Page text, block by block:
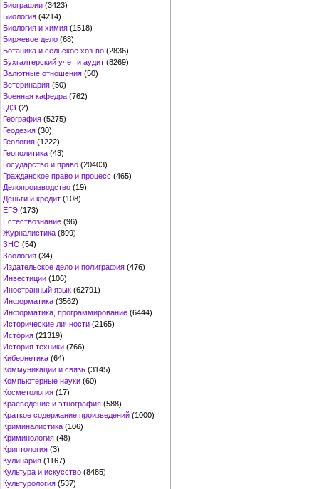
Биографии (3423)
Биология (4214)
Биология и химия (1518)
Биржевое дело (68)
Ботаника и сельское хоз-во (2836)
Бухгалтерский учет и аудит (8269)
Валютные отношения (50)
Ветеринария (50)
Военная кафедра (762)
ГДЗ (2)
География (5275)
Геодезия (30)
Геология (1222)
Геополитика (43)
Государство и право (20403)
Гражданское право и процесс (465)
Делопроизводство (19)
Деньги и кредит (108)
ЕГЭ (173)
Естествознание (96)
Журналистика (899)
ЗНО (54)
Зоология (34)
Издательское дело и полиграфия (476)
Инвестиции (106)
Иностранный язык (62791)
Информатика (3562)
Информатика, программирование (6444)
Исторические личности (2165)
История (21319)
История техники (766)
Кибернетика (64)
Коммуникации и связь (3145)
Компьютерные науки (60)
Косметология (17)
Краеведение и этнография (588)
Краткое содержание произведений (1000)
Криминалистика (106)
Криминология (48)
Криптология (3)
Кулинария (1167)
Культура и искусство (8485)
Культурология (537)